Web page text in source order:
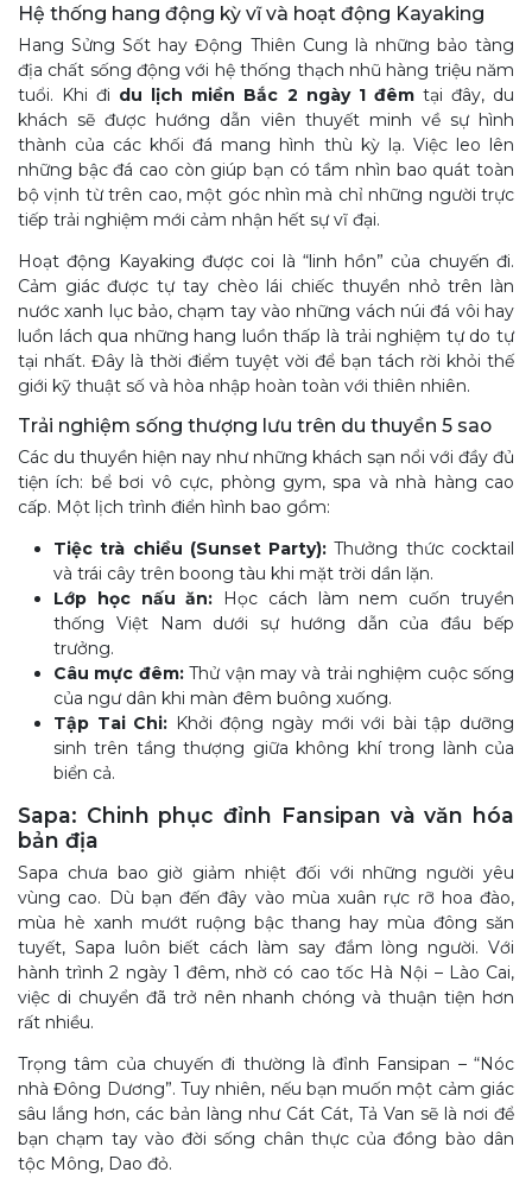
Hệ thống hang động kỳ vĩ và hoạt động Kayaking
Hang Sửng Sốt hay Động Thiên Cung là những bảo tàng
địa chất sống động với hệ thống thạch nhũ hàng triệu năm
tuổi. Khi đi du lịch miền Bắc 2 ngày 1 đêmtại đây, du
khách sẽ được hướng dẫn viên thuyết minh về sự hình
thành của các khối đá mang hình thù kỳ lạ. Việc leo lên
những bậc đá cao còn giúp bạn có tầm nhìn bao quát toàn
bộ vịnh từ trên cao, một góc nhìn mà chỉ những người trực
tiếp trải nghiệm mới cảm nhận hết sự vĩ đại.
Hoạt động Kayaking được coi là “linh hồn” của chuyến đi.
Cảm giác được tự tay chèo lái chiếc thuyền nhỏ trên làn
nước xanh lục bảo, chạm tay vào những vách núi đá vôi hay
luồn lách qua những hang luồn thấp là trải nghiệm tự do tự
tại nhất. Đây là thời điểm tuyệt vời để bạn tách rời khỏi thế
giới kỹ thuật số và hòa nhập hoàn toàn với thiên nhiên.
Trải nghiệm sống thượng lưu trên du thuyền 5 sao
Các du thuyền hiện nay như những khách sạn nổi với đầy đủ
tiện ích: bể bơi vô cực, phòng gym, spa và nhà hàng cao
cấp. Một lịch trình điển hình bao gồm:
Tiệc trà chiều (Sunset Party): Thưởng thức cocktail
và trái cây trên boong tàu khi mặt trời dần lặn.
Lớp học nấu ăn: Học cách làm nem cuốn truyền
thống Việt Nam dưới sự hướng dẫn của đầu bếp
trưởng.
Câu mực đêm:Thử vận may và trải nghiệm cuộc sống
của ngư dân khi màn đêm buông xuống.
Tập Tai Chi: Khởi động ngày mới với bài tập dưỡng
sinh trên tầng thượng giữa không khí trong lành của
biển cả.
Sapa: Chinh phục đỉnh Fansipan và văn hóa
bản địa
Sapa chưa bao giờ giảm nhiệt đối với những người yêu
vùng cao. Dù bạn đến đây vào mùa xuân rực rỡ hoa đào,
mùa hè xanh mướt ruộng bậc thang hay mùa đông săn
tuyết, Sapa luôn biết cách làm say đắm lòng người. Với
hành trình 2 ngày 1 đêm, nhờ có cao tốc Hà Nội – Lào Cai,
việc di chuyển đã trở nên nhanh chóng và thuận tiện hơn
rất nhiều.
Trọng tâm của chuyến đi thường là đỉnh Fansipan – “Nóc
nhà Đông Dương”. Tuy nhiên, nếu bạn muốn một cảm giác
sâu lắng hơn, các bản làng như Cát Cát, Tả Van sẽ là nơi để
bạn chạm tay vào đời sống chân thực của đồng bào dân
tộc Mông, Dao đỏ.